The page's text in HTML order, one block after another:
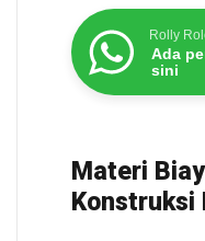
Rolly
Ada
sini
Materi
Konstruksi